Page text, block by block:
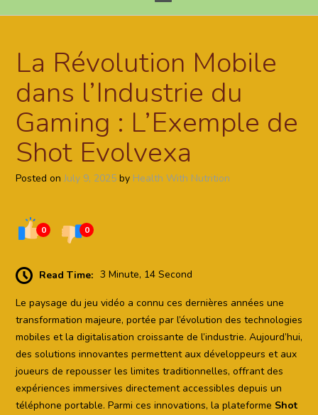
La Révolution Mobile
dans l’Industrie du
Gaming : L’Exemple de
Shot Evolvexa
Posted onJuly 9, 2025 by Health With Nutrition
0 0
Read Time: 3 Minute, 14 Second
Le paysage du jeu vidéo a connu ces dernières années une
transformation majeure, portée par l’évolution des technologies
mobiles et la digitalisation croissante de l’industrie. Aujourd’hui,
des solutions innovantes permettent aux développeurs et aux
joueurs de repousser les limites traditionnelles, offrant des
expériences immersives directement accessibles depuis un
téléphone portable. Parmi ces innovations, la plateforme Shot